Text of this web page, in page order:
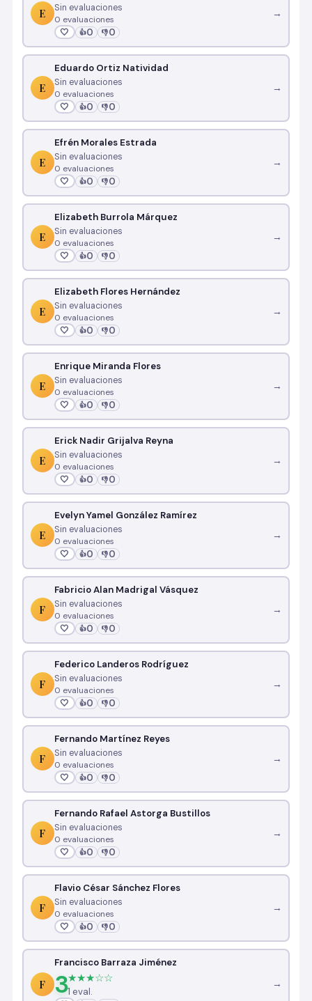
E
Sin evaluaciones
0 evaluaciones
🤍 👍0 👎0
→
E
Eduardo Ortiz Natividad
Sin evaluaciones
0 evaluaciones
🤍 👍0 👎0
→
E
Efrén Morales Estrada
Sin evaluaciones
0 evaluaciones
🤍 👍0 👎0
→
E
Elizabeth Burrola Márquez
Sin evaluaciones
0 evaluaciones
🤍 👍0 👎0
→
E
Elizabeth Flores Hernández
Sin evaluaciones
0 evaluaciones
🤍 👍0 👎0
→
E
Enrique Miranda Flores
Sin evaluaciones
0 evaluaciones
🤍 👍0 👎0
→
E
Erick Nadir Grijalva Reyna
Sin evaluaciones
0 evaluaciones
🤍 👍0 👎0
→
E
Evelyn Yamel González Ramírez
Sin evaluaciones
0 evaluaciones
🤍 👍0 👎0
→
F
Fabricio Alan Madrigal Vásquez
Sin evaluaciones
0 evaluaciones
🤍 👍0 👎0
→
F
Federico Landeros Rodríguez
Sin evaluaciones
0 evaluaciones
🤍 👍0 👎0
→
F
Fernando Martínez Reyes
Sin evaluaciones
0 evaluaciones
🤍 👍0 👎0
→
F
Fernando Rafael Astorga Bustillos
Sin evaluaciones
0 evaluaciones
🤍 👍0 👎0
→
F
Flavio César Sánchez Flores
Sin evaluaciones
0 evaluaciones
🤍 👍0 👎0
→
F
Francisco Barraza Jiménez
3★★★☆☆
1 eval.
→